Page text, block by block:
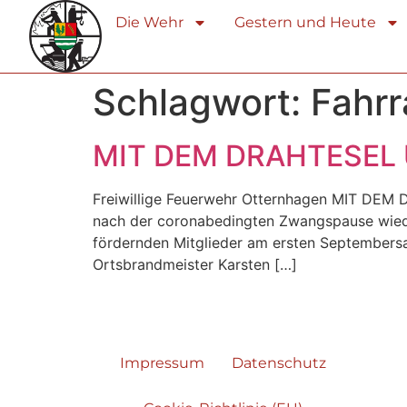
Die Wehr Gestern und Heute
Schlagwort:
MIT DEM DRAHTESEL
Freiwillige Feuerwehr Otternhagen MIT DEM
nach der coronabedingten Zwangspause
fördernden Mitglieder am ersten
Ortsbrandmeister Karsten […]
Impressum Datenschutz